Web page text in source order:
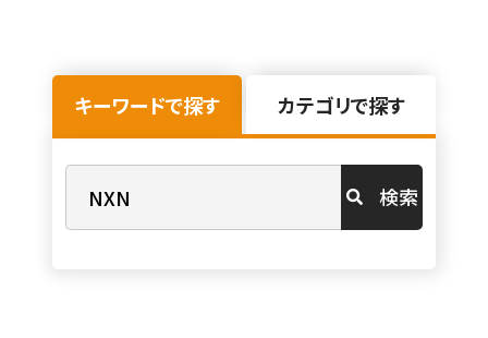
キーワードで探す カテゴリで探す
検索